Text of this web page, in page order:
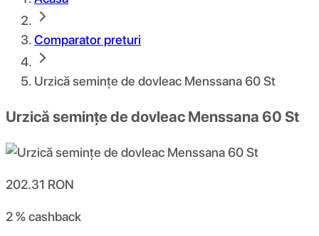
Comparator preturi
Urzică semințe de dovleac Menssana 60 St
Urzică semințe de dovleac Menssana 60 St
202.31 RON
2 %cashback